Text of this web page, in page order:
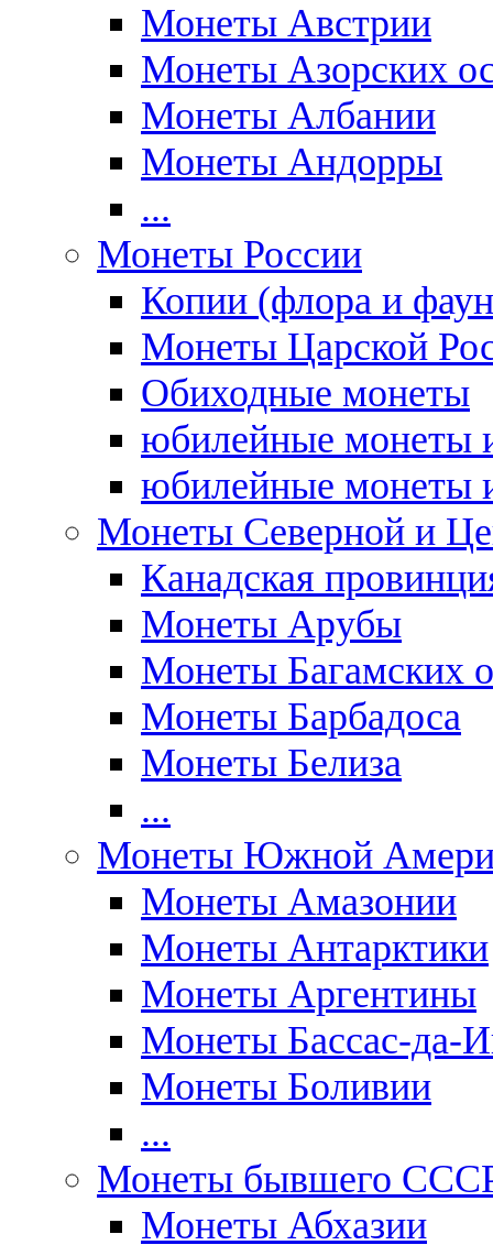
Монеты Австрии
Монеты Азорских
Монеты Албании
Монеты Андорры
...
Монеты России
Копии (флора и
Монеты Царской
Обиходные монеты
юбилейные монеты
юбилейные монеты
Монеты Северной и
Канадская
Монеты Арубы
Монеты Багамских
Монеты Барбадоса
Монеты Белиза
...
Монеты Южной
Монеты Амазонии
Монеты Антарктики
Монеты Аргентины
Монеты Бассас-да-
Монеты Боливии
...
Монеты бывшего
Монеты Абхазии